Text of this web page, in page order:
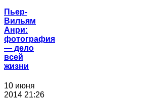
Пьер-
Вильям
Анри:
фотография
― дело
всей
жизни
10 июня
2014 21:26